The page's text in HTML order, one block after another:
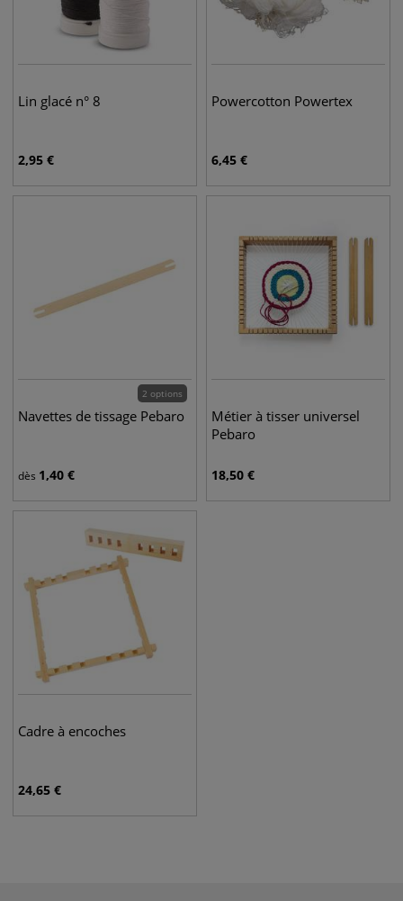
Lin glacé n° 8
2,95 €
Powercotton Powertex
6,45 €
2 options
Navettes de tissage Pebaro
dès 1,40 €
Métier à tisser universel
Pebaro
18,50 €
Cadre à encoches
24,65 €